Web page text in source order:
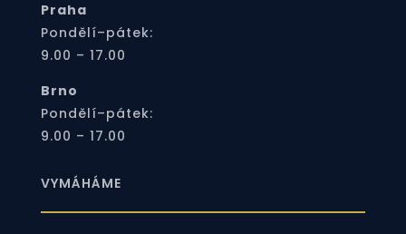
Praha
Pondělí–pátek:
9.00 – 17.00
Brno
Pondělí–pátek:
9.00 – 17.00
VYMÁHÁME